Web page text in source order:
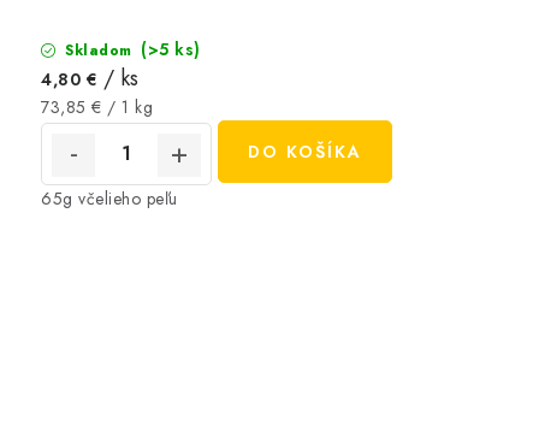
Skladom (>5 ks)
4,80 € / ks
Jednotková
cena:
73,85 € / 1 kg
DO KOŠÍKA
65g včelieho peľu